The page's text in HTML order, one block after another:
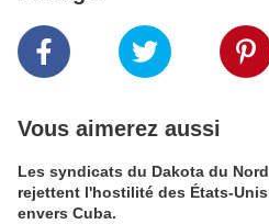
Vous aimerez aussi
Les syndicats du Dakota du Nord
rejettent l'hostilité des États-Unis
envers Cuba.